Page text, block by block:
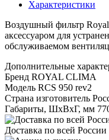
Характеристики
Воздушный фильтр Royal
аксессуаром для
обслуживаемом
Дополнительные
Бренд ROYAL CLIMA
Модель RCS 950 rev2
Страна изготовитель
Габариты, ШxВxГ, мм
Доставка по всей России